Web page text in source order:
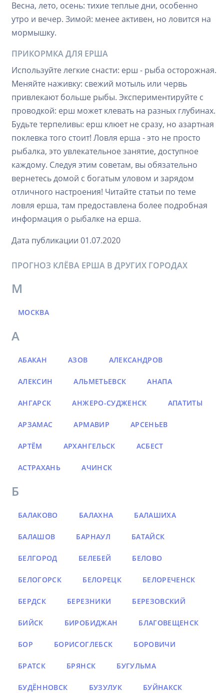
Весна, лето, осень: тихие теплые дни, особенно
утро и вечер. Зимой: менее активен, но ловится на
мормышку.
ПРИКОРМКА ДЛЯ ЕРША
Используйте легкие снасти: ерш - рыба осторожная.
Меняйте наживку: свежий мотыль или червь
привлекают больше рыбы. Экспериментируйте с
проводкой: ерш может клевать на разных глубинах.
Будьте терпеливы: ерш клюет не сразу, но азартная
поклевка того стоит! Ловля ерша - это не просто
рыбалка, это увлекательное занятие, доступное
каждому. Следуя этим советам, вы обязательно
вернетесь домой с богатым уловом и зарядом
отличного настроения! Читайте статьи по теме
ловля ерша, там предоставлена более подробная
информация о рыбалке на ерша.
Дата публикации 01.07.2020
ПРОГНОЗ КЛЁВА ЕРША В ДРУГИХ ГОРОДАХ
М
МОСКВА
А
АБАКАН АЗОВ АЛЕКСАНДРОВ
АЛЕКСИН АЛЬМЕТЬЕВСК АНАПА
АНГАРСК АНЖЕРО-СУДЖЕНСК АПАТИТЫ
АРЗАМАС АРМАВИР АРСЕНЬЕВ
АРТЁМ АРХАНГЕЛЬСК АСБЕСТ
АСТРАХАНЬ АЧИНСК
Б
БАЛАКОВО БАЛАХНА БАЛАШИХА
БАЛАШОВ БАРНАУЛ БАТАЙСК
БЕЛГОРОД БЕЛЕБЕЙ БЕЛОВО
БЕЛОГОРСК БЕЛОРЕЦК БЕЛОРЕЧЕНСК
БЕРДСК БЕРЕЗНИКИ БЕРЕЗОВСКИЙ
БИЙСК БИРОБИДЖАН БЛАГОВЕЩЕНСК
БОР БОРИСОГЛЕБСК БОРОВИЧИ
БРАТСК БРЯНСК БУГУЛЬМА
БУДЁННОВСК БУЗУЛУК БУЙНАКСК